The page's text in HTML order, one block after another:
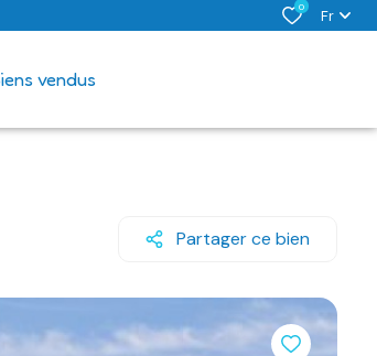
0 Fr
biens vendus
Partager ce bien